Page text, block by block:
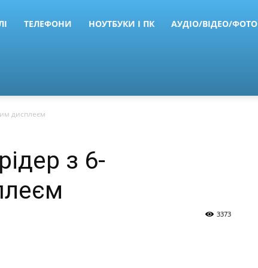
ТЕЛЕФОНИ НОУТБУКИ І ПК АУДІО/ВІДЕО/ФОТО
дисплеєм
з 6-
3373